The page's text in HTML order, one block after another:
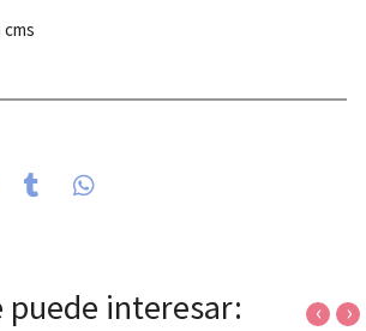
cms
puede interesar: ‹ ›